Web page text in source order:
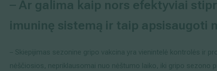
– Ar galima kaip nors efektyviai
imuninę sistemą ir taip apsisaugoti
– Skiepijimas sezonine gripo vakcina yra vienintelė kontrolės ir
nėščiosios, nepriklausomai nuo nėštumo laiko, iki gripo sezono